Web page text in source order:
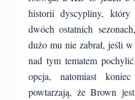
historii dyscypliny,
dwóch ostatnich
dużo mu nie zabrał, jeśli
nad tym tematem
opcja, natomiast
powtarzają, że Brown